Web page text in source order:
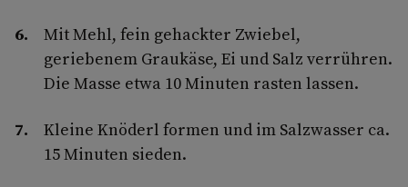
Mit Mehl, fein gehackter Zwiebel,
geriebenem Graukäse, Ei und Salz verrühren.
Die Masse etwa 10 Minuten rasten lassen.
Kleine Knöderl formen und im Salzwasser ca.
15 Minuten sieden.